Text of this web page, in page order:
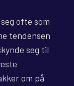
ofte som
tendensen
seg til
om på